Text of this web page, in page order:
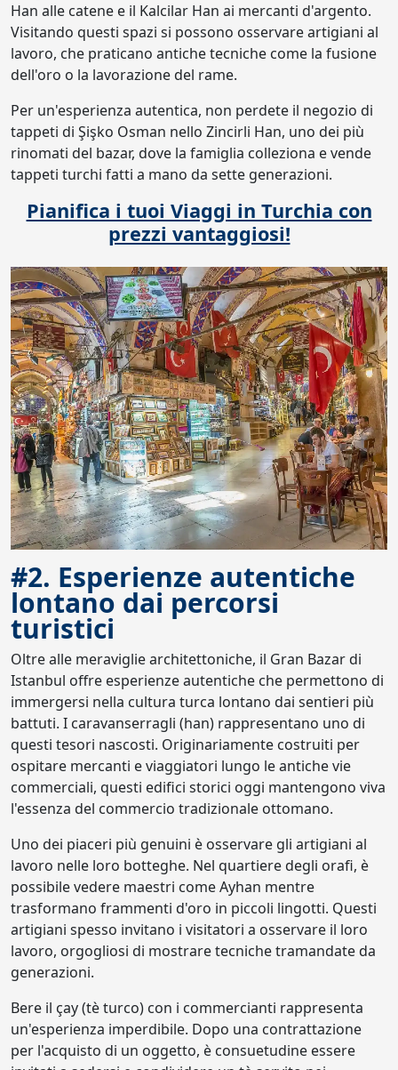
Han alle catene e il Kalcilar Han ai mercanti d'argento.
Visitando questi spazi si possono osservare artigiani al
lavoro, che praticano antiche tecniche come la fusione
dell'oro o la lavorazione del rame.
Per un'esperienza autentica, non perdete il negozio di
tappeti di Şişko Osman nello Zincirli Han, uno dei più
rinomati del bazar, dove la famiglia colleziona e vende
tappeti turchi fatti a mano da sette generazioni.
Pianifica i tuoi Viaggi in Turchia con
prezzi vantaggiosi!
#2. Esperienze autentiche
lontano dai percorsi
turistici
Oltre alle meraviglie architettoniche, il Gran Bazar di
Istanbul offre esperienze autentiche che permettono di
immergersi nella cultura turca lontano dai sentieri più
battuti. I caravanserragli (han) rappresentano uno di
questi tesori nascosti. Originariamente costruiti per
ospitare mercanti e viaggiatori lungo le antiche vie
commerciali, questi edifici storici oggi mantengono viva
l'essenza del commercio tradizionale ottomano.
Uno dei piaceri più genuini è osservare gli artigiani al
lavoro nelle loro botteghe. Nel quartiere degli orafi, è
possibile vedere maestri come Ayhan mentre
trasformano frammenti d'oro in piccoli lingotti. Questi
artigiani spesso invitano i visitatori a osservare il loro
lavoro, orgogliosi di mostrare tecniche tramandate da
generazioni.
Bere il çay (tè turco) con i commercianti rappresenta
un'esperienza imperdibile. Dopo una contrattazione
per l'acquisto di un oggetto, è consuetudine essere